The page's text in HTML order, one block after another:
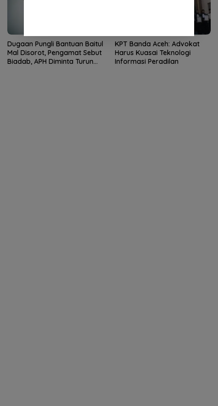
Dugaan Pungli Bantuan Baitul
Mal Disorot, Pengamat Sebut
Biadab, APH Diminta Turun
KPT Banda Aceh: Advokat
Harus Kuasai Teknologi
Informasi Peradilan